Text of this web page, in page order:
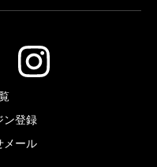
ン登録
メール